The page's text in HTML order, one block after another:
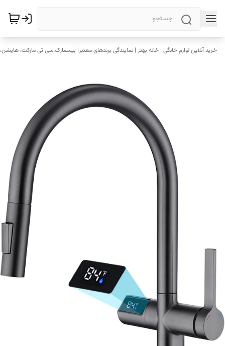
خرید آنلاین لوازم خانگی | خانه بهتر | نمایندگی برندهای معتبر| بیسمارک،سی تی مارکت،